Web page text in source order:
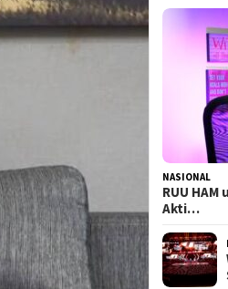
NASIONAL
RUU
Akti…